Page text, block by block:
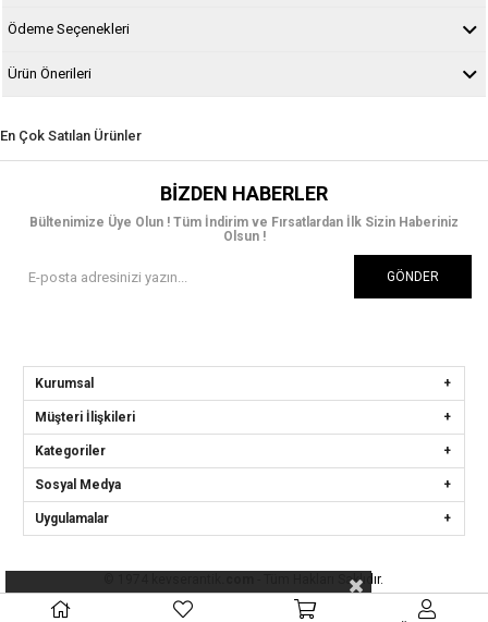
Ödeme Seçenekleri
Ürün Önerileri
En Çok Satılan Ürünler
BIZDEN HABERLER
Bültenimize Üye Olun ! Tüm İndirim ve Fırsatlardan İlk Sizin Haberiniz
Olsun !
GÖNDER
Kurumsal
Müşteri İlişkileri
Kategoriler
Sosyal Medya
Uygulamalar
- Tüm Hakları Saklıdır.